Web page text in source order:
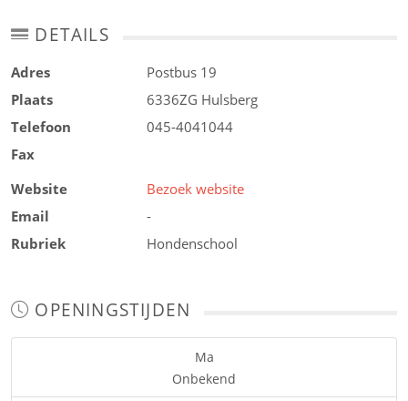
DETAILS
Adres
Postbus 19
Plaats
6336ZG Hulsberg
Telefoon
045-4041044
Fax
Website
Bezoek website
Email
-
Rubriek
Hondenschool
OPENINGSTIJDEN
Ma
Onbekend